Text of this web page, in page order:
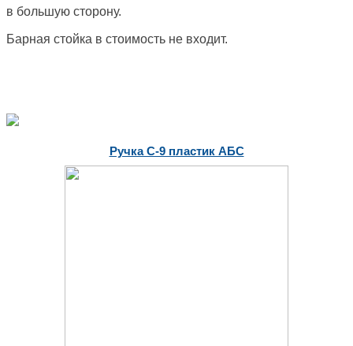
в большую сторону.
Барная стойка в стоимость не входит.
Ручка С-9 пластик АБС